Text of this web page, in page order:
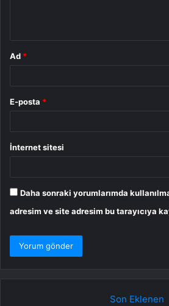
Ad *
E-posta *
İnternet sitesi
Daha sonraki yorumlarımda
adresim ve site adresim bu tarayıcıya
Son Eklenen